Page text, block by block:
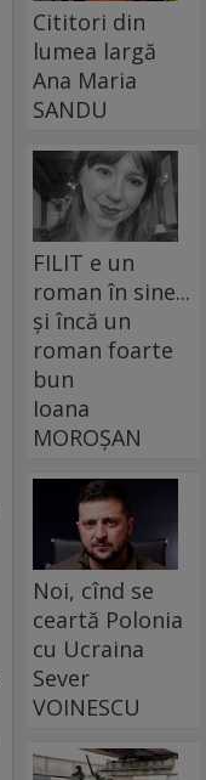
Cititori din
lumea largă
Ana Maria
SANDU
FILIT e un
roman în sine...
și încă un
roman foarte
bun
Ioana
MOROȘAN
Noi, cînd se
ceartă Polonia
cu Ucraina
Sever
VOINESCU